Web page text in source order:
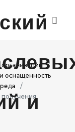
оснащенность
получения